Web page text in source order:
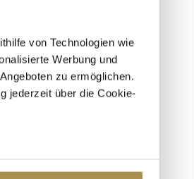
von Technologien wie
Werbung und
zu ermöglichen.
jederzeit über die Cookie-
sein können